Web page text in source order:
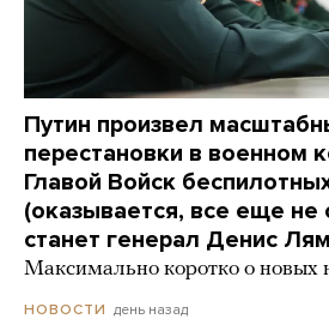
Путин произвел
перестановки в военном
Главой Войск
(оказывается, все еще не
станет генерал Денис
Максимально коротко о новых
НОВОСТИ день назад